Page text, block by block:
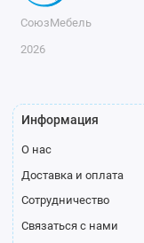
СоюзМебель
2026
Информация
О нас
Доставка и оплата
Сотрудничество
Связаться с нами